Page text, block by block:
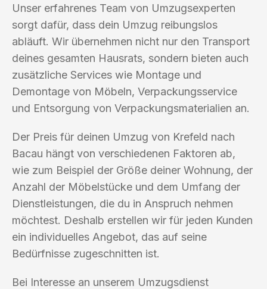
Unser erfahrenes Team von Umzugsexperten
sorgt dafür, dass dein Umzug reibungslos
abläuft. Wir übernehmen nicht nur den Transport
deines gesamten Hausrats, sondern bieten auch
zusätzliche Services wie Montage und
Demontage von Möbeln, Verpackungsservice
und Entsorgung von Verpackungsmaterialien an.
Der Preis für deinen Umzug von Krefeld nach
Bacau hängt von verschiedenen Faktoren ab,
wie zum Beispiel der Größe deiner Wohnung, der
Anzahl der Möbelstücke und dem Umfang der
Dienstleistungen, die du in Anspruch nehmen
möchtest. Deshalb erstellen wir für jeden Kunden
ein individuelles Angebot, das auf seine
Bedürfnisse zugeschnitten ist.
Bei Interesse an unserem Umzugsdienst